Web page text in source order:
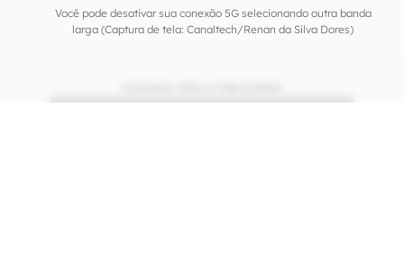
Você pode desativar sua conexão 5G selecionando outra banda
larga (Captura de tela: Canaltech/Renan da Silva Dores)